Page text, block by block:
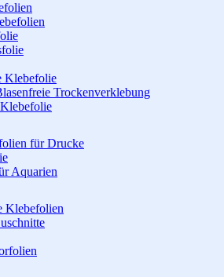
Klebefolie
Trockenverklebung
für Drucke
Aquarien
Klebefolien